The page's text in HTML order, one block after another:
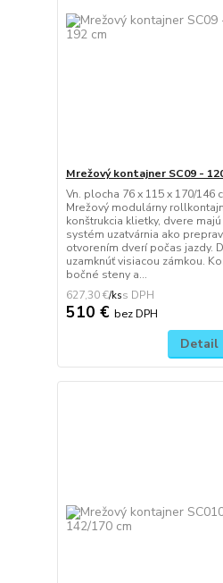
Mrežový kontajner SC09 -
Vn. plocha 76 x 115 x 170/146
Mrežový modulárny
konštrukcia klietky, dvere
systém uzatvárnia ako
otvorením dverí počas jazdy.
uzamknúť visiacou zámkou.
bočné steny a...
627,30 €/ks
510 € bez DPH
Detail